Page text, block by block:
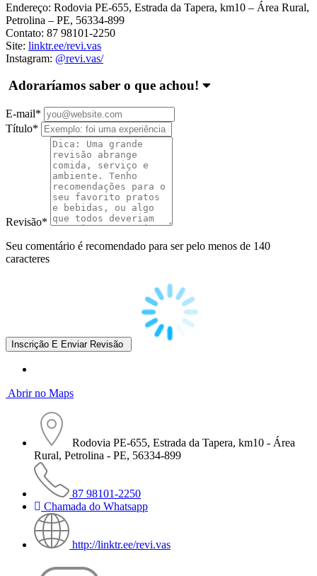
Endereço: Rodovia PE-655, Estrada da Tapera, km10 – Área Rural,
Petrolina – PE, 56334-899
Contato: 87 98101-2250
Site: linktr.ee/revi.vas
Instagram: @revi.vas/
Adoraríamos saber o que achou!
E-mail*
Título*
Revisão*
Seu comentário é recomendado para ser pelo menos de 140
caracteres
Abrir no Maps
Rodovia PE-655, Estrada da Tapera, km10 - Área
Rural, Petrolina - PE, 56334-899
87 98101-2250
Chamada do Whatsapp
http://linktr.ee/revi.vas